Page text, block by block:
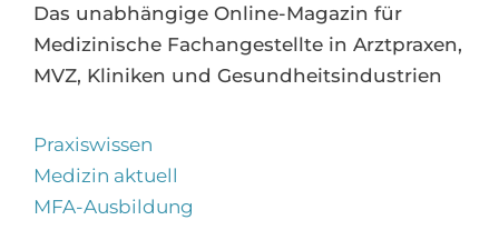
Das unabhängige Online-Magazin für
Medizinische Fachangestellte in Arztpraxen,
MVZ, Kliniken und Gesundheitsindustrien
Praxiswissen
Medizin aktuell
MFA-Ausbildung